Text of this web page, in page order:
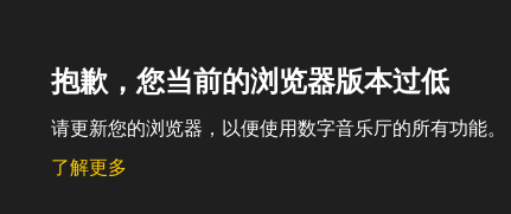
抱歉，您当前的浏览器版本过低
请更新您的浏览器，以便使用数字音乐厅的所有功能。
了解更多